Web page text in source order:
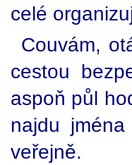
celé
Couvám,
cestou
aspoň půl
najdu
veřejně.